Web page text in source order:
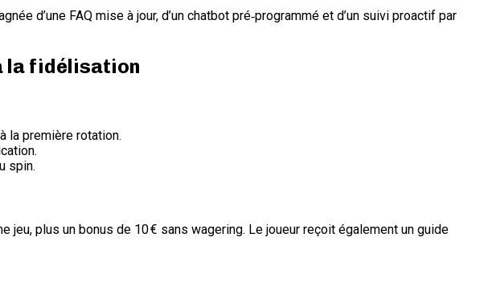
d’une FAQ mise à jour, d’un chatbot pré‑programmé et d’un suivi proactif par
la fidélisation
la première rotation.
spin.
plus un bonus de 10 € sans wagering. Le joueur reçoit également un guide